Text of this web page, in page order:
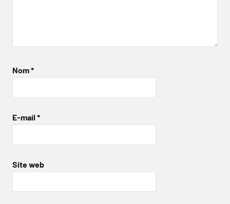
Nom*
E-mail *
Site web